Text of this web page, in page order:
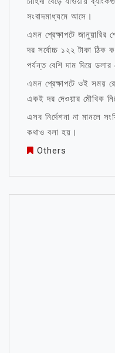
সংবাদমাধ্যমে আসে।
এমন প্রেক্ষাপটে জানুয়ারির
দর সর্বোচ্চ ১২২ টাকা ঠিক
পর্যন্ত বেশি দাম দিয়ে ডলার
এমন প্রেক্ষাপটে ওই সময়
একই দর দেওয়ার মৌখিক
এসব নির্দেশনা না মানলে
কথাও বলা হয়।
Others